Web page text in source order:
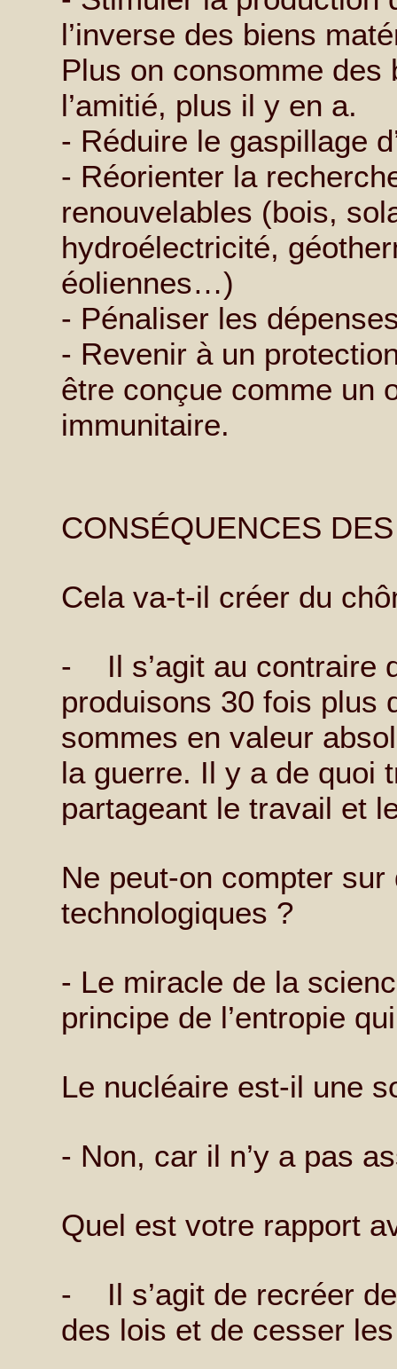
l’inverse des biens
Plus on consomme
l’amitié, plus il y en a.
- Réduire le gaspillage
- Réorienter la
renouvelables (bois,
hydroélectricité,
éoliennes…)
- Pénaliser les
- Revenir à un
être conçue comme un
immunitaire.
CONSÉQUENCES
Cela va-t-il créer du
- Il s’agit au contraire
produisons 30 fois plus
sommes en valeur
la guerre. Il y a de quoi
partageant le travail et
Ne peut-on compter
technologiques ?
- Le miracle de la
principe de l’entropie
Le nucléaire est-il une
- Non, car il n’y a pas
Quel est votre rapport
- Il s’agit de recréer
des lois et de cesser